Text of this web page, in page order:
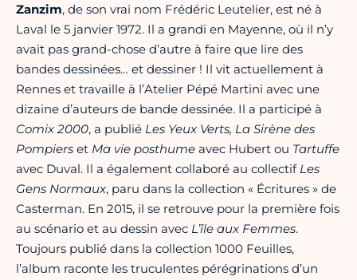
Zanzim, de son vrai nom Frédéric Leutelier, est né à
Laval le 5 janvier 1972. Il a grandi en Mayenne, où il n’y
avait pas grand-chose d’autre à faire que lire des
bandes dessinées… et dessiner ! Il vit actuellement à
Rennes et travaille à l’Atelier Pépé Martini avec une
dizaine d’auteurs de bande dessinée. Il a participé à
Comix 2000, a publié Les Yeux Verts, La Sirène des
Pompiers et Ma vie posthume avec Hubert ou Tartuffe
avec Duval. Il a également collaboré au collectif Les
Gens Normaux, paru dans la collection « Écritures » de
Casterman. En 2015, il se retrouve pour la première fois
au scénario et au dessin avec L’île aux Femmes.
Toujours publié dans la collection 1000 Feuilles,
l’album raconte les truculentes pérégrinations d’un